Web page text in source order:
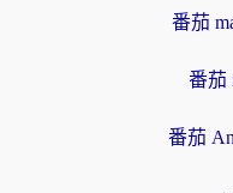
番茄
番茄
番茄